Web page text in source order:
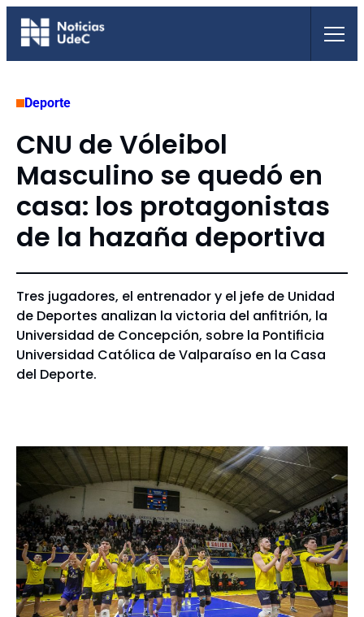
Saltar
Deporte
CNU de Vóleibol
Masculino se quedó en
casa: los protagonistas
de la hazaña deportiva
Tres jugadores, el entrenador y el jefe de Unidad
de Deportes analizan la victoria del anfitrión, la
Universidad de Concepción, sobre la Pontificia
Universidad Católica de Valparaíso en la Casa
del Deporte.